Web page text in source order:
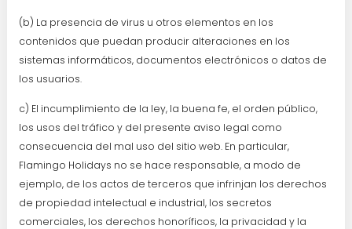
(b) La presencia de virus u otros elementos en los
contenidos que puedan producir alteraciones en los
sistemas informáticos, documentos electrónicos o datos de
los usuarios.
c) El incumplimiento de la ley, la buena fe, el orden público,
los usos del tráfico y del presente aviso legal como
consecuencia del mal uso del sitio web. En particular,
Flamingo Holidays no se hace responsable, a modo de
ejemplo, de los actos de terceros que infrinjan los derechos
de propiedad intelectual e industrial, los secretos
comerciales, los derechos honoríficos, la privacidad y la